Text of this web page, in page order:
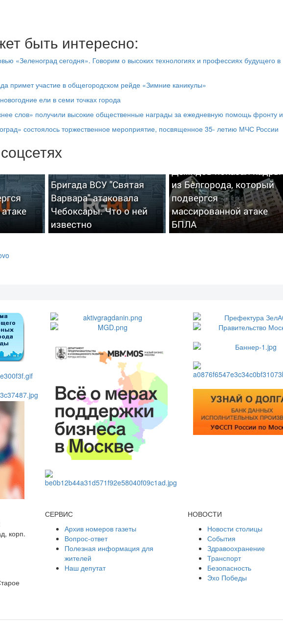
быть интересно:
«Зеленоград сегодня». Говорим о высоких технологиях и профессиях будущего в
примет участие в общегородском рейде «Зимние каникулы»
ели в семи точках города
слов» получили высокие общественные награды за ежедневную помощь фронту
состоялось торжественное мероприятие, посвященное 35- летию МЧС России
Бригада ВСУ "Святая
Варвара" атаковала
Чебоксары. Что о ней
известно
из Белгорода, который
подвергся
массированной атаке
БПЛА
корп.
СЕРВИС
Архив номеров газеты
Вопрос-ответ
Полезная информация для
жителей
Наш депутат
НОВОСТИ
Новости столицы
События
Здравоохранение
Транспорт
Безопасность
Эхо Победы